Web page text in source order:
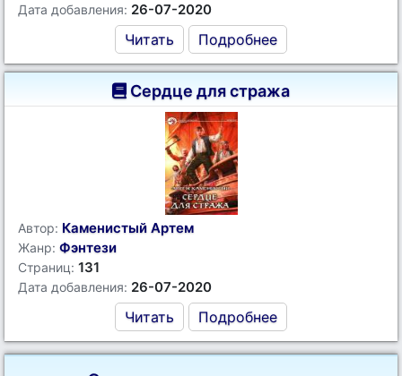
Дата добавления: 26-07-2020
Читать Подробнее
Сердце для стража
Автор: Каменистый Артем
Жанр: Фэнтези
Страниц: 131
Дата добавления: 26-07-2020
Читать Подробнее